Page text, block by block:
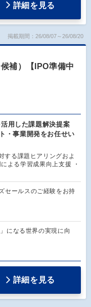
詳細を見る
掲載期間：26/08/07～26/08/20
補）【IPO準備中
用した課題解決提案
・事業開発をお任せい
する課題ヒアリングおよ
よる学習成果向上支援 ・
セールスのご経験をお持
になる世界の実現に向
詳細を見る